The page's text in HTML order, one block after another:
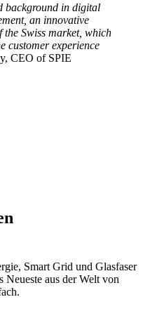
background in digital
an innovative
Swiss market, which
customer experience
CEO of SPIE
Smart Grid und Glasfaser
aus der Welt von